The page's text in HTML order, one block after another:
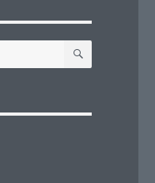
ZOEKEN